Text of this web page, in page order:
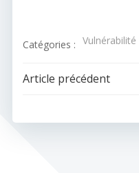
Catégories : Vulnérabilité
Navigation
de
Article précédent